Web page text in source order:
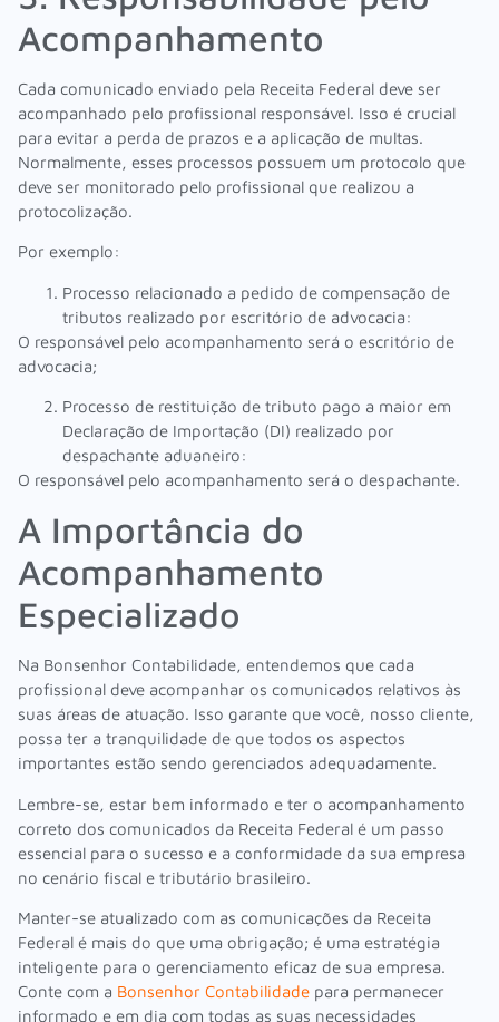
Acompanhamento
Cada comunicado enviado pela Receita Federal deve ser
acompanhado pelo profissional responsável. Isso é crucial
para evitar a perda de prazos e a aplicação de multas.
Normalmente, esses processos possuem um protocolo que
deve ser monitorado pelo profissional que realizou a
protocolização.
Por exemplo:
Processo relacionado a pedido de compensação de
tributos realizado por escritório de advocacia:
O responsável pelo acompanhamento será o escritório de
advocacia;
Processo de restituição de tributo pago a maior em
Declaração de Importação (DI) realizado por
despachante aduaneiro:
O responsável pelo acompanhamento será o despachante.
A Importância do
Acompanhamento
Especializado
Na Bonsenhor Contabilidade, entendemos que cada
profissional deve acompanhar os comunicados relativos às
suas áreas de atuação. Isso garante que você, nosso cliente,
possa ter a tranquilidade de que todos os aspectos
importantes estão sendo gerenciados adequadamente.
Lembre-se, estar bem informado e ter o acompanhamento
correto dos comunicados da Receita Federal é um passo
essencial para o sucesso e a conformidade da sua empresa
no cenário fiscal e tributário brasileiro.
Manter-se atualizado com as comunicações da Receita
Federal é mais do que uma obrigação; é uma estratégia
inteligente para o gerenciamento eficaz de sua empresa.
Conte com a Bonsenhor Contabilidade para permanecer
informado e em dia com todas as suas necessidades